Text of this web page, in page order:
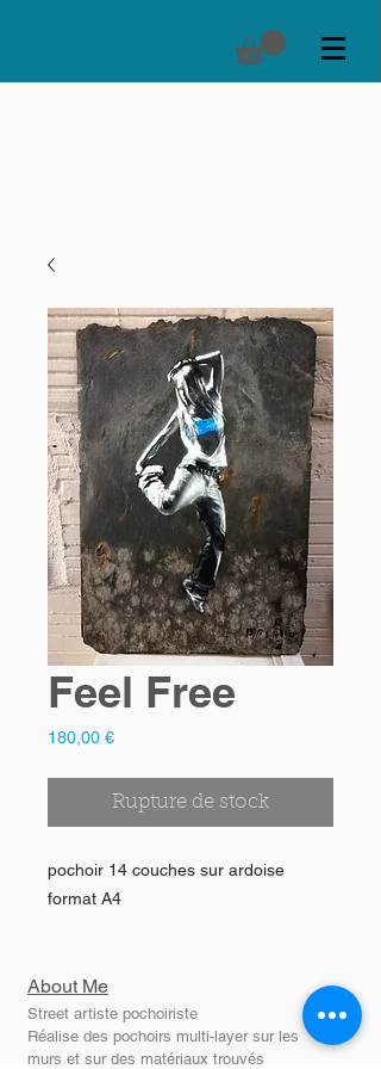
Feel Free
180,00 €Prix
Rupture de stock
pochoir 14 couches sur ardoise
format A4
About Me
Street artiste pochoiriste
Réalise des pochoirs multi-layer sur les
murs et sur des matériaux trouvés